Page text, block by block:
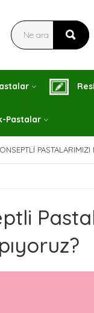
Pastalar
PASTALARIMIZI